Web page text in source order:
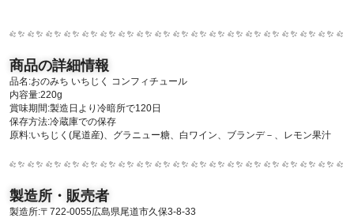
商品の詳細情報
品名:おのみち いちじく コンフィチュール
内容量:220g
賞味期間:製造日より冷暗所で120日
保存方法:冷蔵庫での保存
原料:いちじく(尾道産)、グラニュー糖、白ワイン、ブランデ－、レモン果汁
製造所・販売者
製造所:〒722-0055広島県尾道市久保3-8-33